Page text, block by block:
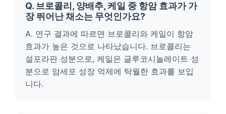
Q. 브로콜리, 양배추, 케일 중 항암 효과가 가
장 뛰어난 채소는 무엇인가요?
A. 연구 결과에 따르면 브로콜리와 케일이 항암
효과가 높은 것으로 나타났습니다. 브로콜리는
설포라판 성분으로, 케일은 글루코시놀레이트 성
분으로 암세포 성장 억제에 탁월한 효과를 보입
니다.